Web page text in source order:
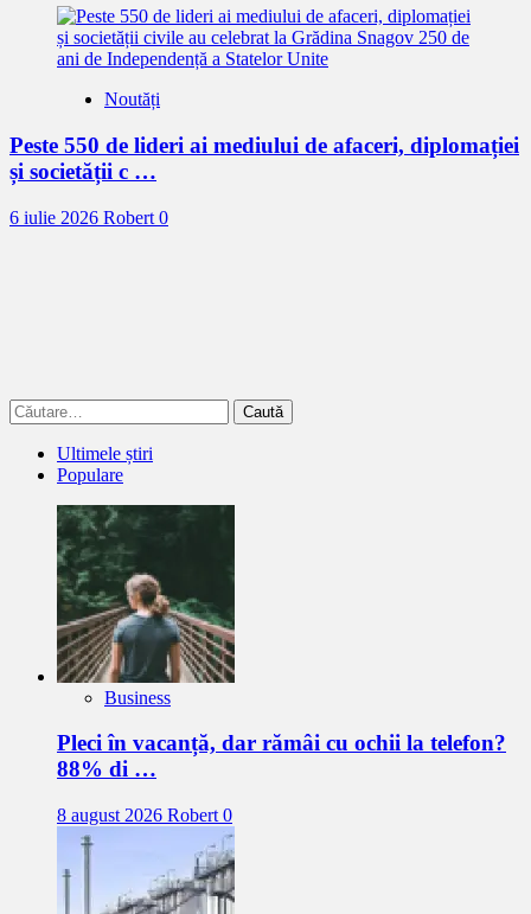
Noutăți
Peste 550 de lideri ai mediului de afaceri, diplomației
și societății c …
6 iulie 2026 Robert 0
Caută
după:
Ultimele știri
Populare
Business
Pleci în vacanță, dar rămâi cu ochii la telefon?
88% di …
8 august 2026 Robert 0